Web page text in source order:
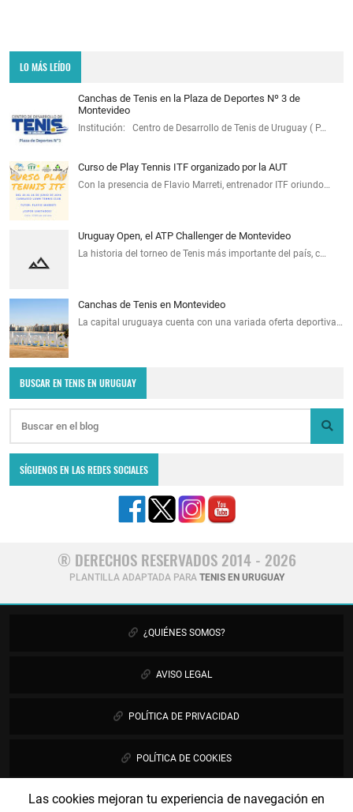
Las cookies mejoran tu experiencia de navegación en
LO MÁS LEÍDO
Canchas de Tenis en la Plaza de Deportes Nº 3 de
Montevideo
Institución: Centro de Desarrollo de Tenis de Uruguay ( P…
Curso de Play Tennis ITF organizado por la AUT
Con la presencia de Flavio Marreti, entrenador ITF oriundo…
Uruguay Open, el ATP Challenger de Montevideo
La historia del torneo de Tenis más importante del país, c…
Canchas de Tenis en Montevideo
La capital uruguaya cuenta con una variada oferta deportiva…
BUSCAR EN TENIS EN URUGUAY
SÍGUENOS EN LAS REDES SOCIALES
® DERECHOS RESERVADOS 2014 - 2026
PLANTILLA ADAPTADA PARA TENIS EN URUGUAY
¿QUIÉNES SOMOS?
AVISO LEGAL
POLÍTICA DE PRIVACIDAD
POLÍTICA DE COOKIES
PUBLICIDAD